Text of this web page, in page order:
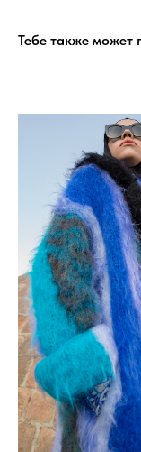
Тебе также может